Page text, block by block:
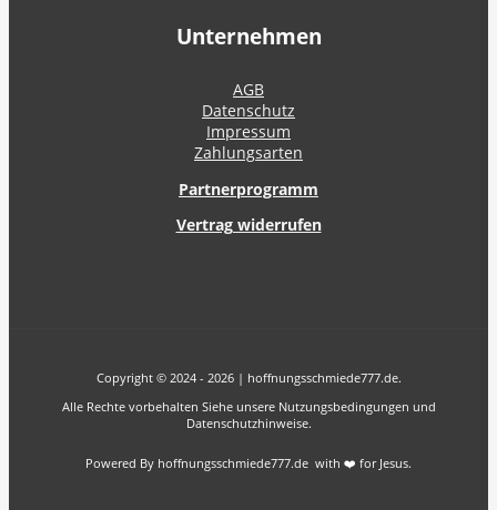
Unternehmen
AGB
Datenschutz
Impressum
Zahlungsarten
Partnerprogramm
Vertrag widerrufen
Copyright © 2024 - 2026 | hoffnungsschmiede777.de.
Alle Rechte vorbehalten Siehe unsere Nutzungsbedingungen und
Datenschutzhinweise.
Powered By hoffnungsschmiede777.de with ❤️ for Jesus.